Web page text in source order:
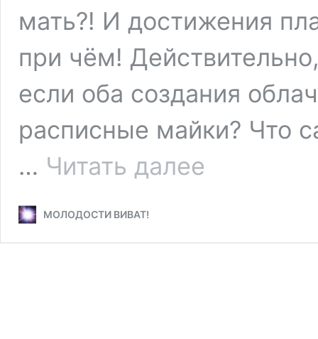
мать?! И достижения
при чём!
если оба создания
расписные майки? Что
… Читать далее
МОЛОДОСТИ ВИВАТ!